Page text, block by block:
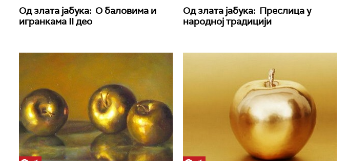
Од злата јабука: О баловима и
игранкама II део
Од злата јабука: Преслицa у
народној традицији